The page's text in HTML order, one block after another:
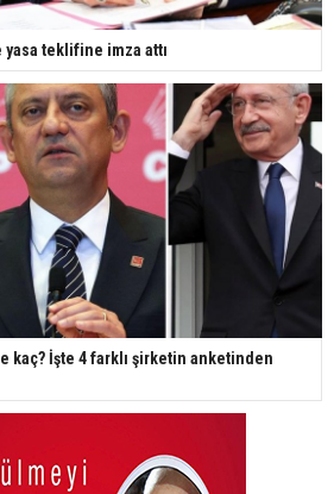
teklifine imza attı
kaç? İşte 4 farklı şirketin anketinden